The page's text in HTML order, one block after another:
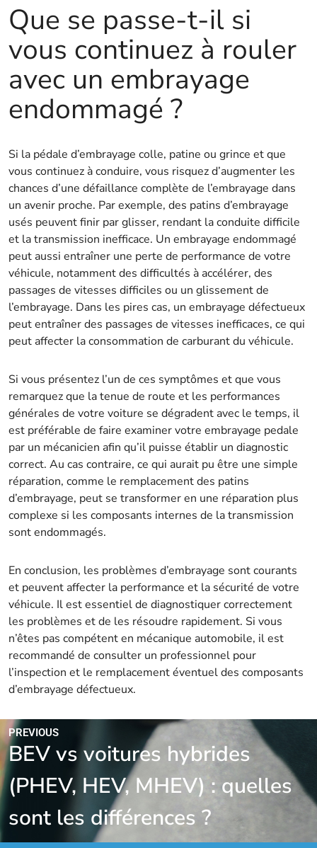
Que se passe-t-il si
vous continuez à rouler
avec un embrayage
endommagé ?
Si la pédale d’embrayage colle, patine ou grince et que
vous continuez à conduire, vous risquez d’augmenter les
chances d’une défaillance complète de l’embrayage dans
un avenir proche. Par exemple, des patins d’embrayage
usés peuvent finir par glisser, rendant la conduite difficile
et la transmission inefficace. Un embrayage endommagé
peut aussi entraîner une perte de performance de votre
véhicule, notamment des difficultés à accélérer, des
passages de vitesses difficiles ou un glissement de
l’embrayage. Dans les pires cas, un embrayage défectueux
peut entraîner des passages de vitesses inefficaces, ce qui
peut affecter la consommation de carburant du véhicule.
Si vous présentez l’un de ces symptômes et que vous
remarquez que la tenue de route et les performances
générales de votre voiture se dégradent avec le temps, il
est préférable de faire examiner votre embrayage pedale
par un mécanicien afin qu’il puisse établir un diagnostic
correct. Au cas contraire, ce qui aurait pu être une simple
réparation, comme le remplacement des patins
d’embrayage, peut se transformer en une réparation plus
complexe si les composants internes de la transmission
sont endommagés.
En conclusion, les problèmes d’embrayage sont courants
et peuvent affecter la performance et la sécurité de votre
véhicule. Il est essentiel de diagnostiquer correctement
les problèmes et de les résoudre rapidement. Si vous
n’êtes pas compétent en mécanique automobile, il est
recommandé de consulter un professionnel pour
l’inspection et le remplacement éventuel des composants
d’embrayage défectueux.
PREVIOUS
BEV vs voitures hybrides
(PHEV, HEV, MHEV) : quelles
sont les différences ?